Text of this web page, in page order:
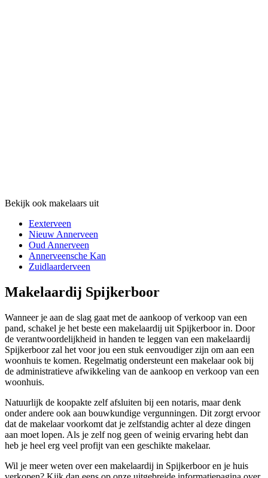
Bekijk ook makelaars uit
Eexterveen
Nieuw Annerveen
Oud Annerveen
Annerveensche Kan
Zuidlaarderveen
Makelaardij Spijkerboor
Wanneer je aan de slag gaat met de aankoop of verkoop van een
pand, schakel je het beste een makelaardij uit Spijkerboor in. Door
de verantwoordelijkheid in handen te leggen van een makelaardij
Spijkerboor zal het voor jou een stuk eenvoudiger zijn om aan een
woonhuis te komen. Regelmatig ondersteunt een makelaar ook bij
de administratieve afwikkeling van de aankoop en verkoop van een
woonhuis.
Natuurlijk de koopakte zelf afsluiten bij een notaris, maar denk
onder andere ook aan bouwkundige vergunningen. Dit zorgt ervoor
dat de makelaar voorkomt dat je zelfstandig achter al deze dingen
aan moet lopen. Als je zelf nog geen of weinig ervaring hebt dan
heb je heel erg veel profijt van een geschikte makelaar.
Wil je meer weten over een makelaardij in Spijkerboor en je huis